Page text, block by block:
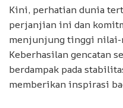
Kini, perhatian dunia
perjanjian ini dan
menjunjung tinggi nilai-
Keberhasilan gencatan
berdampak pada
memberikan inspirasi